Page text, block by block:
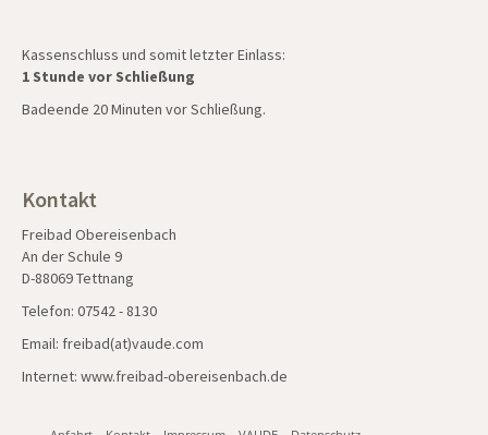
Kassenschluss und somit letzter Einlass:
1 Stunde vor Schließung
Badeende 20 Minuten vor Schließung.
Kontakt
Freibad Obereisenbach
An der Schule 9
D-88069 Tettnang
Telefon: 07542 - 8130
Email: freibad(at)vaude.com
Internet: www.freibad-obereisenbach.de